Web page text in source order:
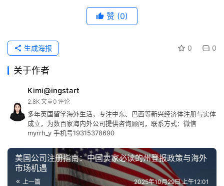
赞 (0)
0 0
生成海报
关于作者
Kimi@ingstart
2.8K 文章0 评论
多年英国留学海外生活，专注中东、巴西等新兴经济体注册与实体
成立，为数百家海内外公司提供咨询顾问，联系方式：微信
myrrh_y 手机号19315378690
美国公司注册指南：中国卖家必读的州登报政策与海外
市场机遇
上一篇 2025年10月29日 上午12:01